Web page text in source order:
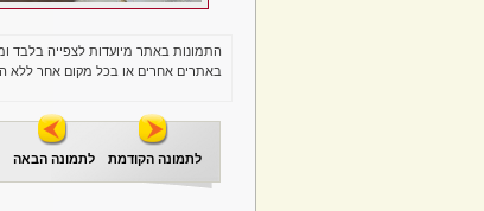
התמונות באתר מיועדות לצפייה בלבד
באתרים אחרים או בכל מקום אחר ללא
לתמונה הקודמת לתמונה הבאה